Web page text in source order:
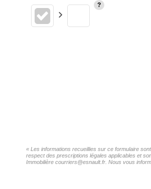
« Les informations recueillies sur ce formulaire
respect des prescriptions légales applicables et
Immobilière courriers@esnault.fr. Nous vous